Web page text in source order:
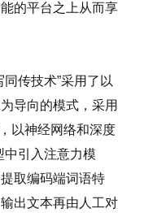
的平台之上从而享
传技术”采用了以
导向的模式，采用
以神经网络和深度
中引入注意力模
取编码端词语特
出文本再由人工对